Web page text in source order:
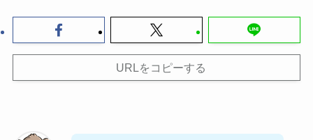
URLをコピーする